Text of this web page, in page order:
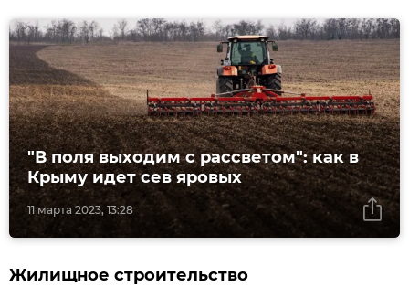
11 марта 2023, 13:28
"В поля выходим с рассветом": как в
Крыму идет сев яровых
Жилищное строительство